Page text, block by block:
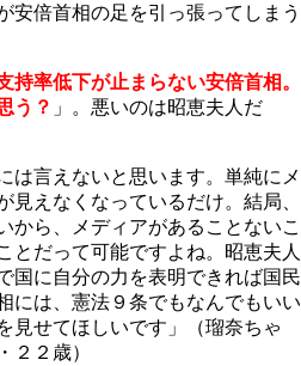
安倍首相の足を引っ張ってしまう
持率低下が止まらない安倍首相。
う？ 」。悪いのは昭恵夫人だ
は言えないと思います。単純にメ
見えなくなっているだけ。結局、
から、メディアがあることないこ
とだって可能ですよね。昭恵夫人
国に自分の力を表明できれば国民
には、憲法９条でもなんでもいい
見せてほしいです」（瑠奈ちゃ
２２歳）